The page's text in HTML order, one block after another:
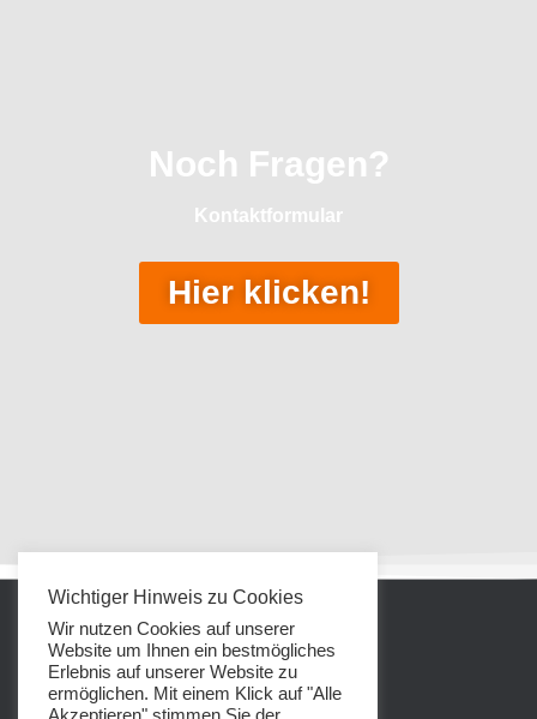
Noch Fragen?
Kontaktformular
Hier klicken!
STARTSEITE
IMPRESSUM
Wichtiger Hinweis zu Cookies
Wir nutzen Cookies auf unserer
Website um Ihnen ein bestmögliches
Erlebnis auf unserer Website zu
ermöglichen. Mit einem Klick auf "Alle